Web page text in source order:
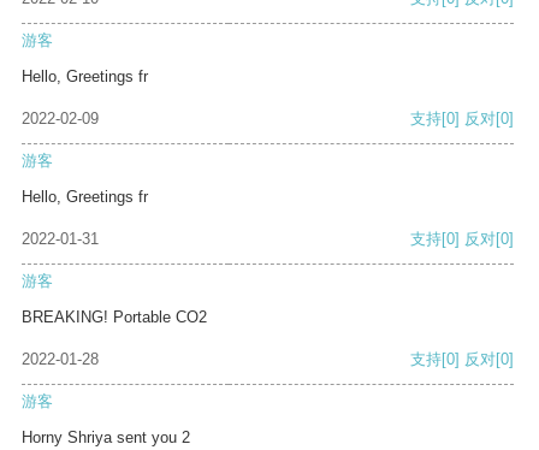
游客
Hello, Greetings fr
2022-02-09 支持[0] 反对[0]
游客
Hello, Greetings fr
2022-01-31 支持[0] 反对[0]
游客
BREAKING! Portable CO2
2022-01-28 支持[0] 反对[0]
游客
Horny Shriya sent you 2